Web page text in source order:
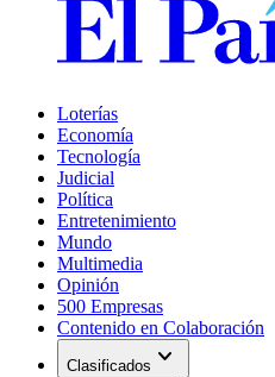
Loterías
Economía
Tecnología
Judicial
Política
Entretenimiento
Mundo
Multimedia
Opinión
500 Empresas
Contenido en Colaboración
Clasificados expand_more